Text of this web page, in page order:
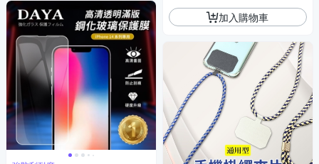
加入購物車